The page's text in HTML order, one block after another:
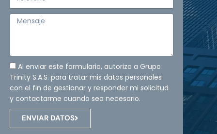
Mensaje
Al enviar este formulario, autorizo a Grupo
Trinity S.A.S. para tratar mis datos personales
con el fin de gestionar y responder mi solicitud
y contactarme cuando sea necesario.
ENVIAR DATOS